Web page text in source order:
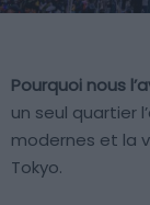
Pourquoi nous
un seul quartier
modernes et la
Tokyo.